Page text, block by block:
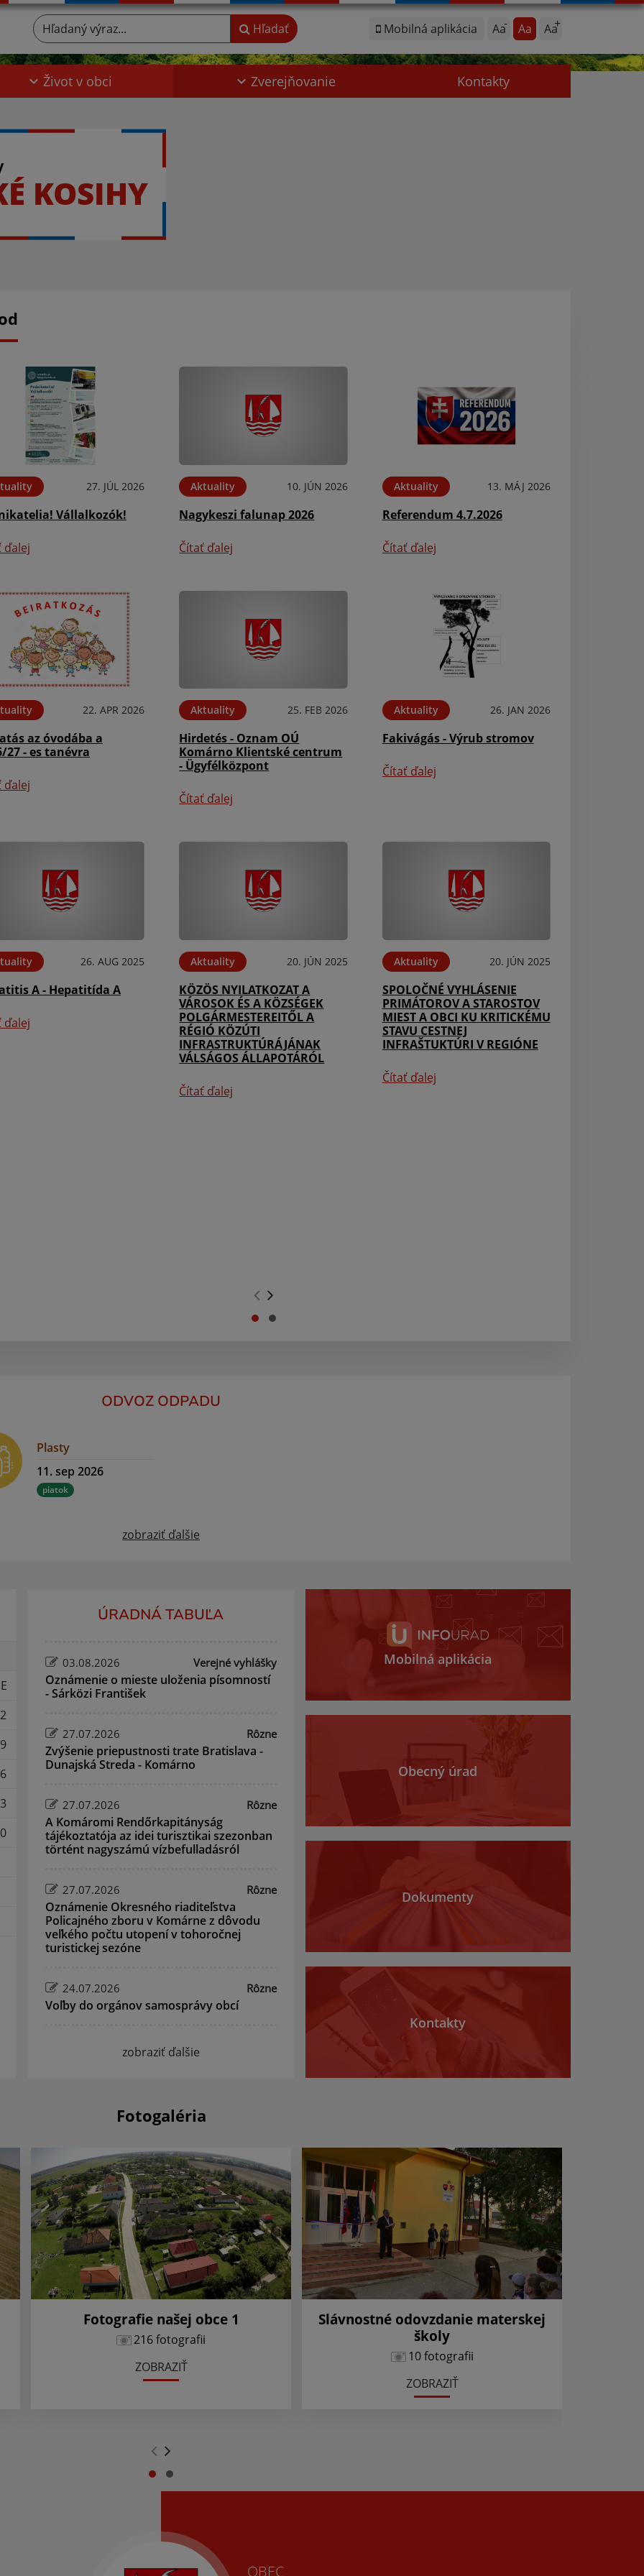
Mobilná aplikácia Aa Aa Aa
Hľadaný výraz... Hľadať
Život v obci Zverejňovanie Kontakty
KOSIHY
27. JÚL 2026
Vállalkozók!
ďalej
Aktuality 10. JÚN 2026
Nagykeszi falunap 2026
Čítať ďalej
Aktuality 13. MÁJ 2026
Referendum 4.7.2026
Čítať ďalej
22. APR 2026
az óvodába a
27 - es tanévra
ďalej
Aktuality 25. FEB 2026
Hirdetés - Oznam OÚ
Komárno Klientské centrum
- Ügyfélközpont
Čítať ďalej
Aktuality 26. JAN 2026
Fakivágás - Výrub stromov
Čítať ďalej
26. AUG 2025
A - Hepatitída A
ďalej
Aktuality 20. JÚN 2025
KÖZÖS NYILATKOZAT A
VÁROSOK ÉS A KÖZSÉGEK
POLGÁRMESTEREITŐL A
RÉGIÓ KÖZÚTI
INFRASTRUKTÚRÁJÁNAK
VÁLSÁGOS ÁLLAPOTÁRÓL
Čítať ďalej
Aktuality 20. JÚN 2025
SPOLOČNÉ VYHLÁSENIE
PRIMÁTOROV A STAROSTOV
MIEST A OBCI KU KRITICKÉMU
STAVU CESTNEJ
INFRAŠTUKTÚRI V REGIÓNE
Čítať ďalej
ODVOZ ODPADU
Plasty
11. sep 2026
piatok
zobraziť ďalšie
ÚRADNÁ TABUĽA
03.08.2026 Verejné vyhlášky
Oznámenie o mieste uloženia písomností
- Sárközi František
27.07.2026 Rôzne
Zvýšenie priepustnosti trate Bratislava -
Dunajská Streda - Komárno
27.07.2026 Rôzne
A Komáromi Rendőrkapitányság
tájékoztatója az idei turisztikai szezonban
történt nagyszámú vízbefulladásról
27.07.2026 Rôzne
Oznámenie Okresného riaditeľstva
Policajného zboru v Komárne z dôvodu
veľkého počtu utopení v tohoročnej
turistickej sezóne
24.07.2026 Rôzne
Voľby do orgánov samosprávy obcí
zobraziť ďalšie
Mobilná aplikácia
Obecný úrad
Dokumenty
Kontakty
Fotogaléria
Fotografie našej obce 1
216 fotografii
ZOBRAZIŤ
Slávnostné odovzdanie materskej
školy
10 fotografii
ZOBRAZIŤ
OBEC